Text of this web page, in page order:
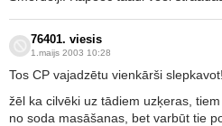
76401. viesis
1.maijs 2003 10:28
Tos CP vajadzētu vienkārši
žēl ka cilvēki uz tādiem uzķeras,
no soda masāšanas, bet varbūt tie